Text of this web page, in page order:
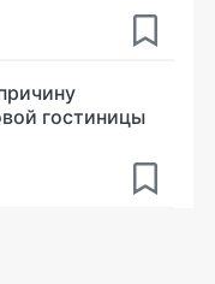
гостиницы